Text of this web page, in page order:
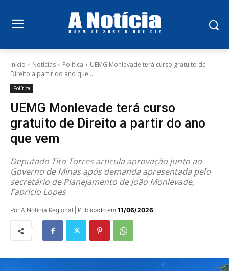
Início Notícias Política
UEMG Monlevade terá curso gratuito de
Direito a partir do ano que...
Política
UEMG Monlevade terá curso
gratuito de Direito a partir do ano
que vem
Deputado Tito Torres articula aprovação junto ao
Governo de Minas após demanda apresentada pelo
secretário de Planejamento de João Monlevade,
Fabrício Lopes
Por A Notícia Regional | Publicado em 11/06/2026